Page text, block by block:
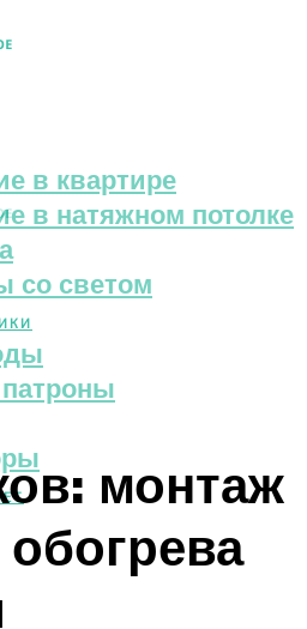
в квартире
в натяжном потолке
со светом
монтаж